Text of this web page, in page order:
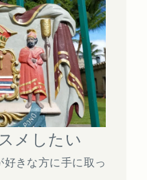
メしたい
好きな方に手に取っ